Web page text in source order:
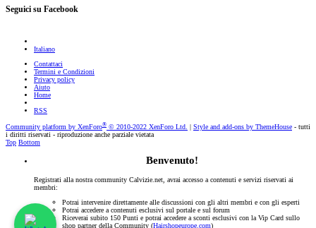
Seguici su Facebook
Italiano
Contattaci
Termini e Condizioni
Privacy policy
Aiuto
Home
RSS
Community platform by XenForo® © 2010-2022 XenForo Ltd. | Style and add-ons by ThemeHouse - tutti
i diritti riservati - riproduzione anche parziale vietata
Top Bottom
Benvenuto!
Registrati alla nostra community Calvizie.net, avrai accesso a contenuti e servizi riservati ai
membri:
Potrai intervenire direttamente alle discussioni con gli altri membri e con gli esperti
Potrai accedere a contenuti esclusivi sul portale e sul forum
Riceverai subito 150 Punti e potrai accedere a sconti esclusivi con la Vip Card sullo
shop partner della Community (Hairshopeurope.com)